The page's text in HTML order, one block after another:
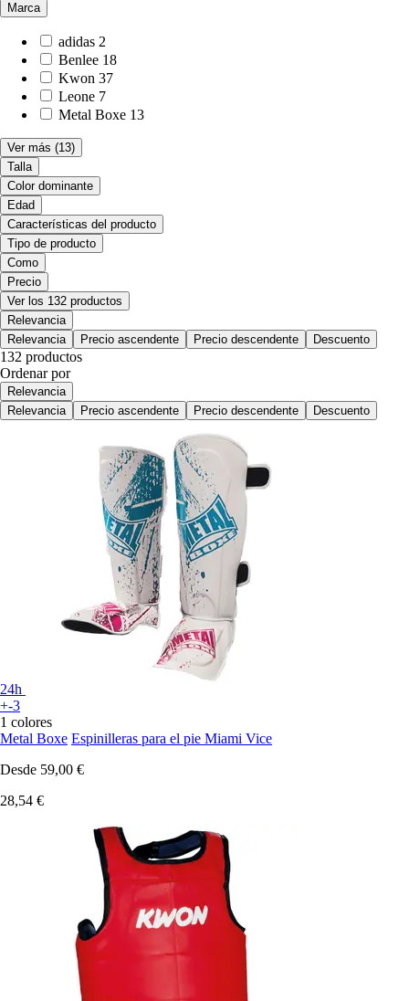
Marca
adidas 2
Benlee 18
Kwon 37
Leone 7
Metal Boxe 13
Ver más (13)
Talla
Color dominante
Edad
Características del producto
Tipo de producto
Como
Precio
Ver los 132 productos
Relevancia
Relevancia
Precio ascendente Precio descendente Descuento
132 productos
Ordenar por
Relevancia
Relevancia
Precio ascendente Precio descendente Descuento
24h
+-3
1 colores
Metal Boxe Espinilleras para el pie Miami Vice
Desde 59,00 €
28,54 €